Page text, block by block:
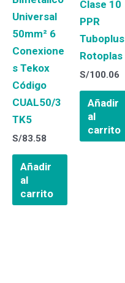
Universal
50mm² 6
Conexione
s Tekox
Código
CUAL50/3
TK5
S/83.58
Añadir
al
carrito
Clase 10
PPR
Tuboplus
Rotoplas
S/100.06
Añadir
al
carrito